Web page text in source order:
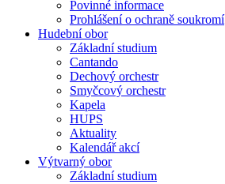
Povinné informace
Prohlášení o ochraně soukromí
Hudební obor
Základní studium
Cantando
Dechový orchestr
Smyčcový orchestr
Kapela
HUPS
Aktuality
Kalendář akcí
Výtvarný obor
Základní studium